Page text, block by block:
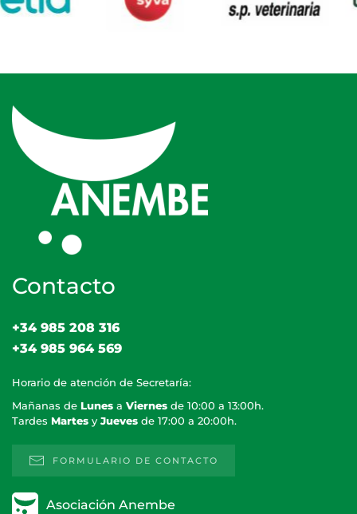
Contacto
+34 985 208 316
+34 985 964 569
Horario de atención de Secretaría:
Mañanas de Lunes a Viernes de 10:00 a 13:00h.
Tardes Martes y Jueves de 17:00 a 20:00h.
FORMULARIO DE CONTACTO
Asociación Anembe